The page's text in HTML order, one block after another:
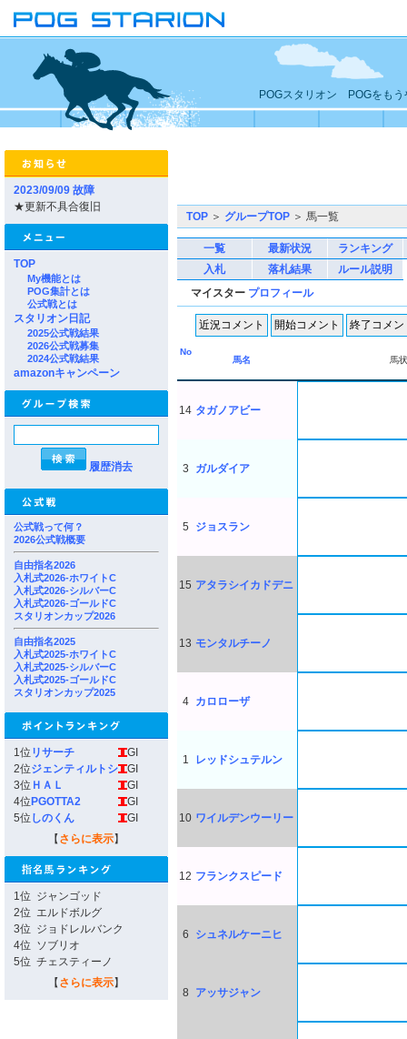
POGスタリオン POGをもう
2023/09/09 故障
★更新不具合復旧
TOP
My機能とは
POG集計とは
公式戦とは
スタリオン日記
2025公式戦結果
2026公式戦募集
2024公式戦結果
amazonキャンペーン
履歴消去
公式戦って何？
2026公式戦概要
自由指名2026
入札式2026-ホワイトC
入札式2026-シルバーC
入札式2026-ゴールドC
スタリオンカップ2026
自由指名2025
入札式2025-ホワイトC
入札式2025-シルバーC
入札式2025-ゴールドC
スタリオンカップ2025
1位 リサーチ
GI
2位ジェンティルトシ
GI
3位 ＨＡＬ
GI
4位 PGOTTA2
GI
5位 しのくん
GI
【 さらに表示】
1位 ジャンゴッド
2位 エルドボルグ
3位 ジョドレルバンク
4位 ソブリオ
5位 チェスティーノ
【 さらに表示】
TOP ＞ グループTOP ＞ 馬一覧
一覧 最新状況
ランキング
入札
落札結果
ルール説明
マイスター プロフィール
No
馬名
馬
14 タガノアビー
3 ガルダイア
5 ジョスラン
15 アタラシイカドデニ
13 モンタルチーノ
4 カロローザ
1 レッドシュテルン
10 ワイルデンウーリー
12 フランクスピード
6 シュネルケーニヒ
8 アッサジャン